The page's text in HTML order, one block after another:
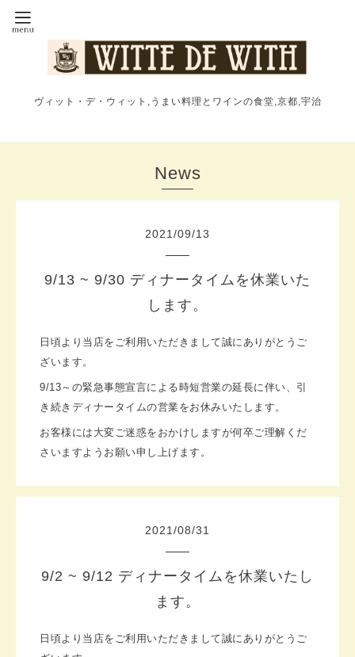
ヴィット・デ・ウィット,うまい料理とワインの食堂,京都,宇治
News
2021 /09/13
9/13 ~ 9/30 ディナータイムを休業いた
します。
日頃より当店をご利用いただきまして誠にありがとうご
ざいます。
9/13～の緊急事態宣言による時短営業の延長に伴い、引
き続きディナータイムの営業をお休みいたします。
お客様には大変ご迷惑をおかけしますが何卒ご理解くだ
さいますようお願い申し上げます。
2021 /08/31
9/2 ~ 9/12 ディナータイムを休業いたし
ます。
日頃より当店をご利用いただきまして誠にありがとうご